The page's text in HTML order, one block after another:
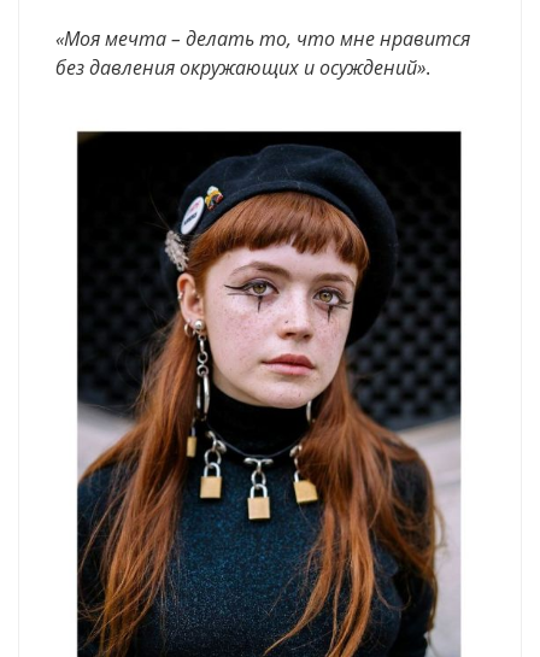
«Моя мечта – делать то, что мне нравится
без давления окружающих и осуждений».